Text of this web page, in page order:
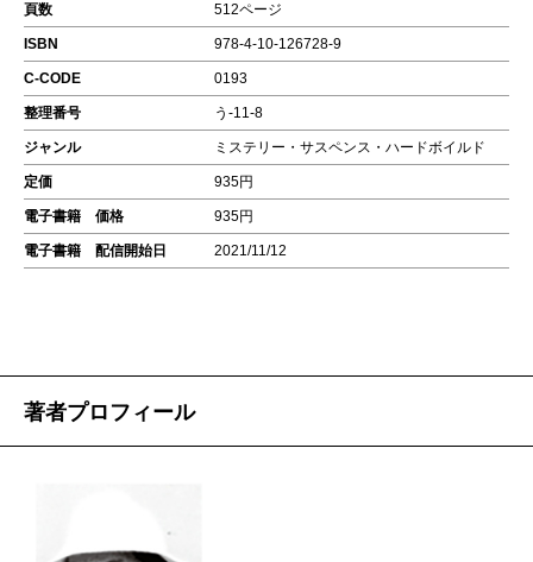
頁数 512ページ
ISBN 978-4-10-126728-9
C-CODE 0193
整理番号 う-11-8
ジャンル ミステリー・サスペンス・ハードボイルド
定価 935円
電子書籍 価格 935円
電子書籍 配信開始日 2021/11/12
著者プロフィール